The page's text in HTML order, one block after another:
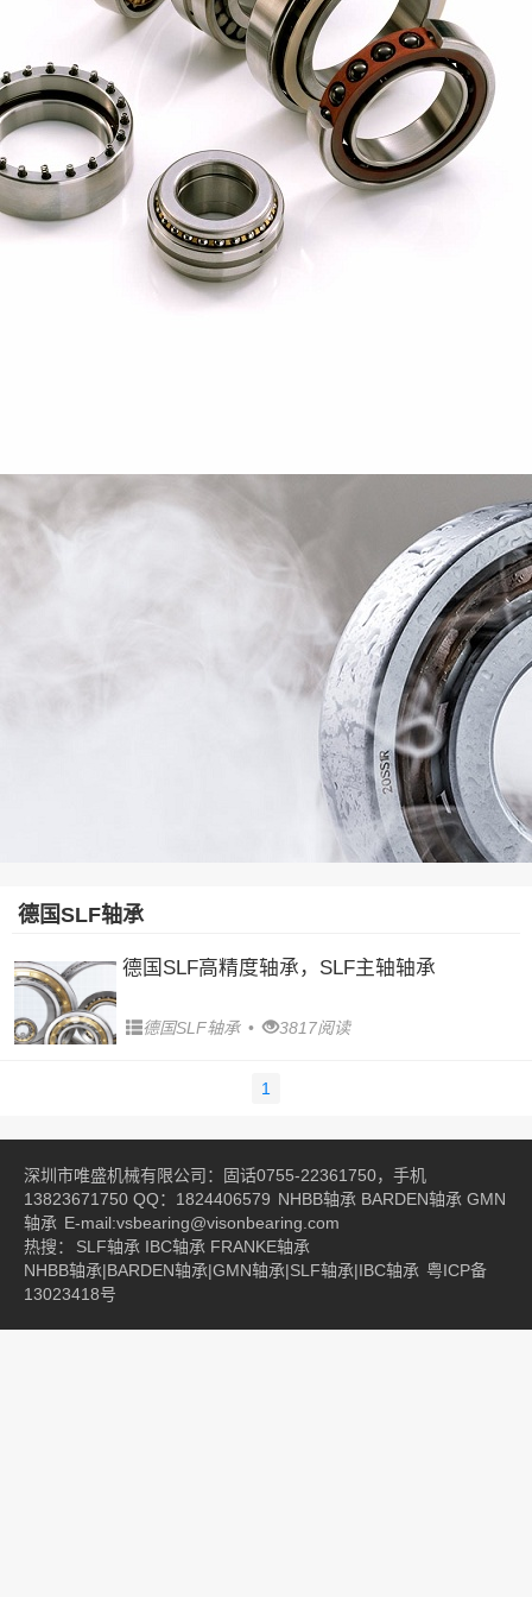
德国SLF轴承
德国SLF高精度轴承，SLF主轴轴承
德国SLF轴承 • 3817阅读
1
深圳市唯盛机械有限公司：固话0755-22361750，手机
13823671750 QQ：1824406579 NHBB轴承 BARDEN轴承 GMN
轴承 E-mail:vsbearing@visonbearing.com
热搜：
SLF轴承 IBC轴承 FRANKE轴承
NHBB轴承|BARDEN轴承|GMN轴承|SLF轴承|IBC轴承 粤ICP备
13023418号